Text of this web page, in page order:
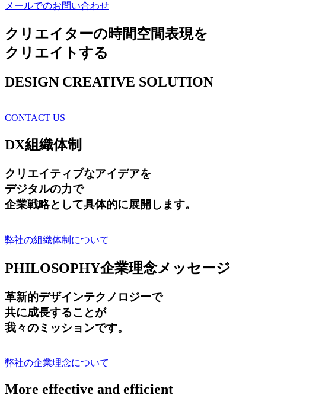
メールでのお問い合わせ
クリエイターの時間空間表現を
クリエイトする
DESIGN CREATIVE SOLUTION
CONTACT US
DX組織体制
クリエイティブなアイデアを
デジタルの力で
企業戦略として具体的に展開します。
弊社の組織体制について
PHILOSOPHY企業理念メッセージ
革新的デザインテクノロジーで
共に成長することが
我々のミッションです。
弊社の企業理念について
More effective and efficient